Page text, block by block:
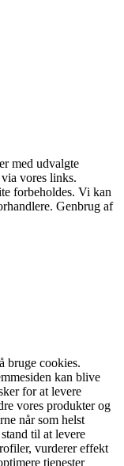
med udvalgte
vores links.
forbeholdes. Vi kan
Genbrug af
bruge cookies.
kan blive
for at levere
vores produkter og
når som helst
til at levere
vurderer effekt
tjenester